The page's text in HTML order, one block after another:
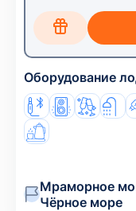
Оборудование
Мраморное
Чёрное море